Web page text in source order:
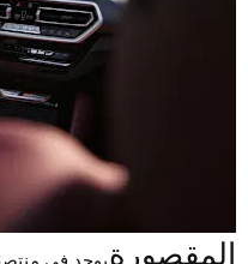
المقصورة